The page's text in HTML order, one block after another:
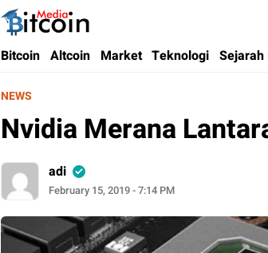
Bitcoin Media Indonesia
Media Bitcoin dan Cryptocurrency, dan Blockchain di
Bitcoin Altcoin Market Teknologi
NEWS
Nvidia Merana
adi
February 15, 2019 - 7:14 PM